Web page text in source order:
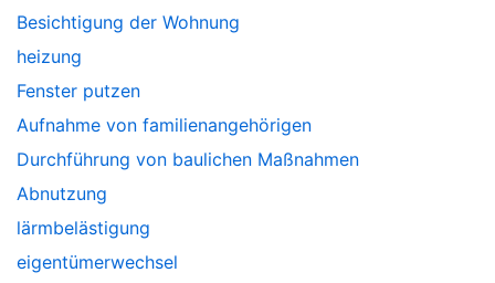
Besichtigung der Wohnung
heizung
Fenster putzen
Aufnahme von familienangehörigen
Durchführung von baulichen Maßnahmen
Abnutzung
lärmbelästigung
eigentümerwechsel